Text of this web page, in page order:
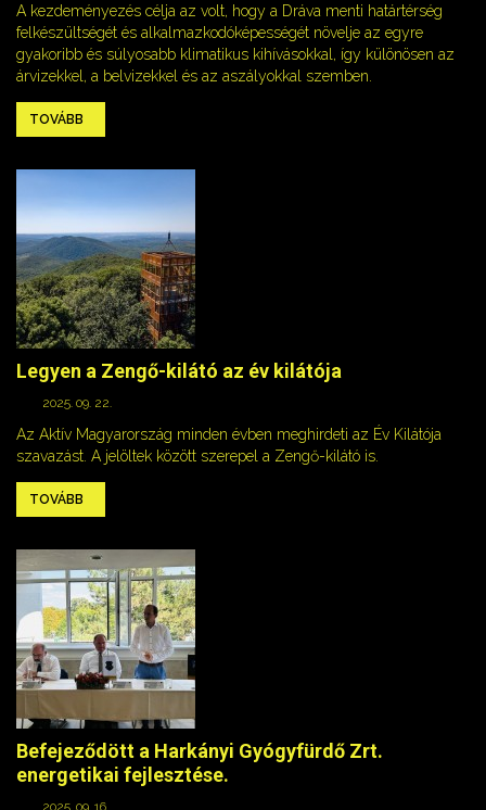
A kezdeményezés célja az volt, hogy a Dráva menti határtérség
felkészültségét és alkalmazkodóképességét növelje az egyre
gyakoribb és súlyosabb klimatikus kihívásokkal, így különösen az
árvizekkel, a belvizekkel és az aszályokkal szemben.
TOVÁBB
Legyen a Zengő-kilátó az év kilátója
2025. 09. 22.
Az Aktív Magyarország minden évben meghirdeti az Év Kilátója
szavazást. A jelöltek között szerepel a Zengő-kilátó is.
TOVÁBB
Befejeződött a Harkányi Gyógyfürdő Zrt.
energetikai fejlesztése.
2025. 09. 16.